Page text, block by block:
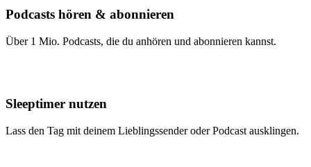
Podcasts hören & abonnieren
Über 1 Mio. Podcasts, die du anhören und abonnieren kannst.
Sleeptimer nutzen
Lass den Tag mit deinem Lieblingssender oder Podcast ausklingen.